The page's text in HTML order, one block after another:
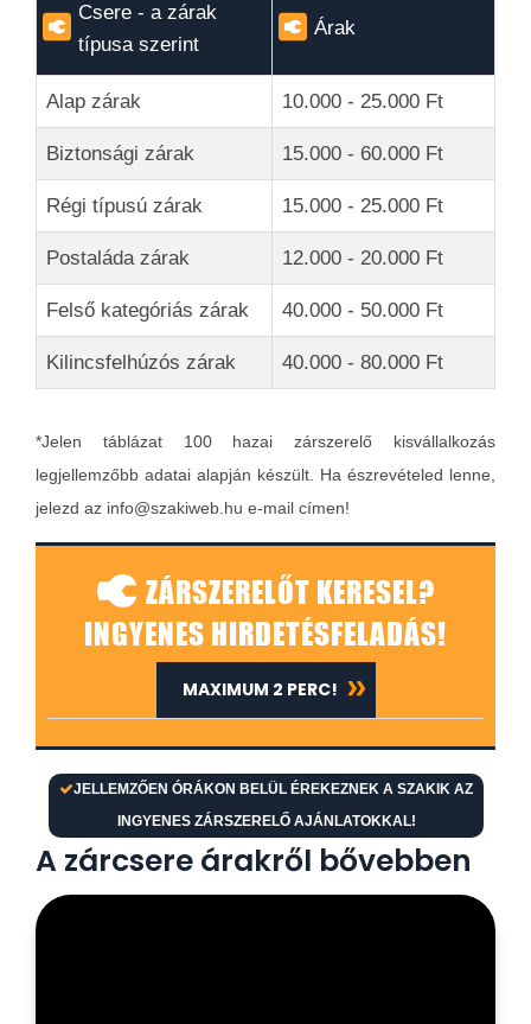
Csere - a zárak
típusa szerint
Árak
Alap zárak 10.000 - 25.000 Ft
Biztonsági zárak 15.000 - 60.000 Ft
Régi típusú zárak 15.000 - 25.000 Ft
Postaláda zárak 12.000 - 20.000 Ft
Felső kategóriás zárak 40.000 - 50.000 Ft
Kilincsfelhúzós zárak 40.000 - 80.000 Ft
*Jelen táblázat 100 hazai zárszerelő kisvállalkozás
legjellemzőbb adatai alapján készült. Ha észrevételed lenne,
jelezd az info@szakiweb.hu e-mail címen!
ZÁRSZERELŐT KERESEL?
INGYENES HIRDETÉSFELADÁS!
JELLEMZŐEN ÓRÁKON BELÜL ÉREKEZNEK A SZAKIK AZ
INGYENES ZÁRSZERELŐ AJÁNLATOKKAL!
MAXIMUM 2 PERC!
A zárcsere árakről bővebben